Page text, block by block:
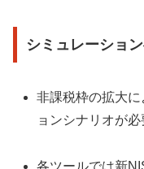
シミュレーショ
非課税枠の拡大
ョンシナリオが必
各ツールでは新